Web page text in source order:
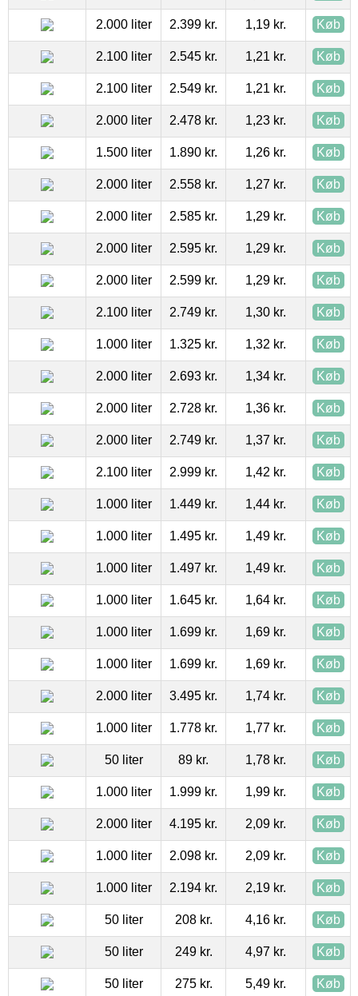
2.000 liter 2.399 kr. 1,19 kr. Køb
2.100 liter 2.545 kr. 1,21 kr. Køb
2.100 liter 2.549 kr. 1,21 kr. Køb
2.000 liter 2.478 kr. 1,23 kr. Køb
1.500 liter 1.890 kr. 1,26 kr. Køb
2.000 liter 2.558 kr. 1,27 kr. Køb
2.000 liter 2.585 kr. 1,29 kr. Køb
2.000 liter 2.595 kr. 1,29 kr. Køb
2.000 liter 2.599 kr. 1,29 kr. Køb
2.100 liter 2.749 kr. 1,30 kr. Køb
1.000 liter 1.325 kr. 1,32 kr. Køb
2.000 liter 2.693 kr. 1,34 kr. Køb
2.000 liter 2.728 kr. 1,36 kr. Køb
2.000 liter 2.749 kr. 1,37 kr. Køb
2.100 liter 2.999 kr. 1,42 kr. Køb
1.000 liter 1.449 kr. 1,44 kr. Køb
1.000 liter 1.495 kr. 1,49 kr. Køb
1.000 liter 1.497 kr. 1,49 kr. Køb
1.000 liter 1.645 kr. 1,64 kr. Køb
1.000 liter 1.699 kr. 1,69 kr. Køb
1.000 liter 1.699 kr. 1,69 kr. Køb
2.000 liter 3.495 kr. 1,74 kr. Køb
1.000 liter 1.778 kr. 1,77 kr. Køb
50 liter 89 kr. 1,78 kr. Køb
1.000 liter 1.999 kr. 1,99 kr. Køb
2.000 liter 4.195 kr. 2,09 kr. Køb
1.000 liter 2.098 kr. 2,09 kr. Køb
1.000 liter 2.194 kr. 2,19 kr. Køb
50 liter 208 kr. 4,16 kr. Køb
50 liter 249 kr. 4,97 kr. Køb
50 liter 275 kr. 5,49 kr. Køb